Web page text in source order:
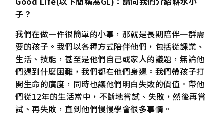
子？
我們在做一件很簡單的小事，那就是長期陪伴一群需
要的孩子。我們以各種方式陪伴他們，包括從課業、
生活、技能，甚至是他們自己或家人的議題，無論他
們遇到什麼困難，我們都在他們身邊。我們帶孩子打
開生命的廣度，同時也讓他們明白失敗的價值。帶他
們從12年的生活當中，不斷地嘗試、失敗，然後再嘗
試、再失敗，直到他們慢慢學會很多事情。